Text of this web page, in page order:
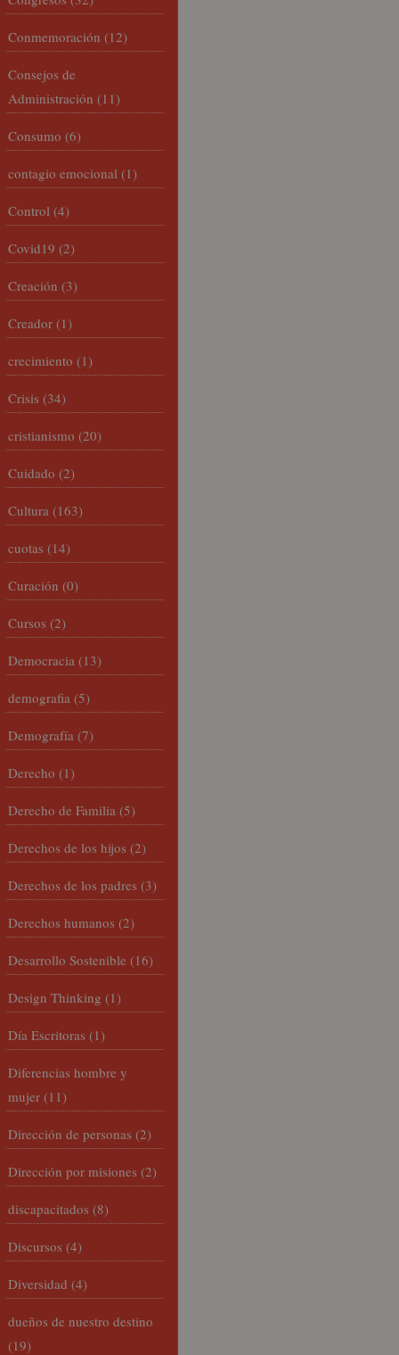
Conmemoración (12)
Consejos de
Administración (11)
Consumo (6)
contagio emocional (1)
Control (4)
Covid19 (2)
Creación (3)
Creador (1)
crecimiento (1)
Crisis (34)
cristianismo (20)
Cuidado (2)
Cultura (163)
cuotas (14)
Curación (0)
Cursos (2)
Democracia (13)
demografia (5)
Demografía (7)
Derecho (1)
Derecho de Familia (5)
Derechos de los hijos (2)
Derechos de los padres (3)
Derechos humanos (2)
Desarrollo Sostenible (16)
Design Thinking (1)
Día Escritoras (1)
Diferencias hombre y
mujer (11)
Dirección de personas (2)
Dirección por misiones (2)
discapacitados (8)
Discursos (4)
Diversidad (4)
dueños de nuestro destino
(19)